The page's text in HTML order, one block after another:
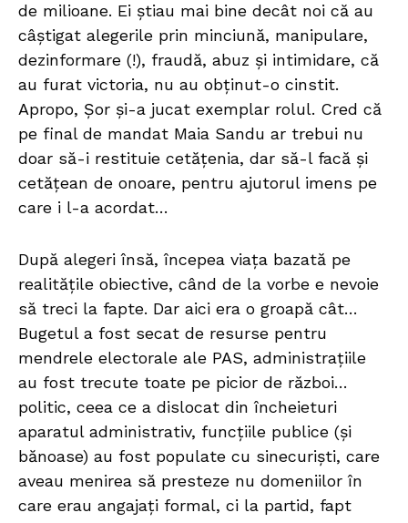
de milioane. Ei știau mai bine decât noi că au
câștigat alegerile prin minciună, manipulare,
dezinformare (!), fraudă, abuz și intimidare, că
au furat victoria, nu au obținut-o cinstit.
Apropo, Șor și-a jucat exemplar rolul. Cred că
pe final de mandat Maia Sandu ar trebui nu
doar să-i restituie cetățenia, dar să-l facă și
cetățean de onoare, pentru ajutorul imens pe
care i l-a acordat…
După alegeri însă, începea viața bazată pe
realitățile obiective, când de la vorbe e nevoie
să treci la fapte. Dar aici era o groapă cât…
Bugetul a fost secat de resurse pentru
mendrele electorale ale PAS, administrațiile
au fost trecute toate pe picior de război…
politic, ceea ce a dislocat din încheieturi
aparatul administrativ, funcțiile publice (și
bănoase) au fost populate cu sinecuriști, care
aveau menirea să presteze nu domeniilor în
care erau angajați formal, ci la partid, fapt